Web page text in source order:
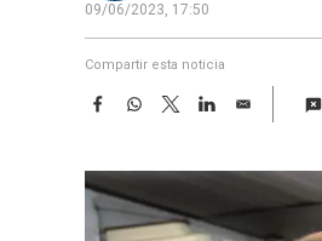
09/06/2023, 17:50
Compartir esta noticia
F
e
b
o
W
t
A
T
w
t
e
L
k
E
i